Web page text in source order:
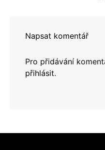
Napsat komentář
Pro přidávání
přihlásit.